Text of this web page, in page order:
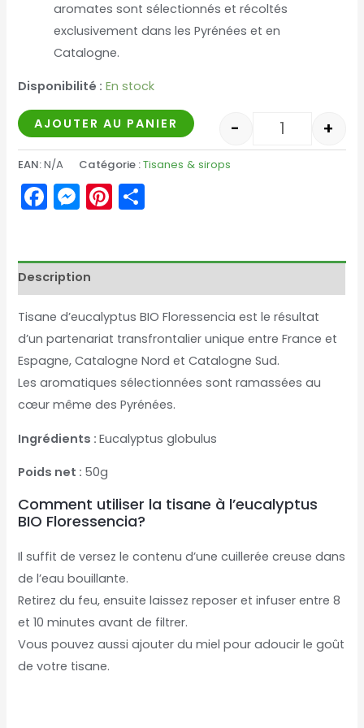
aromates sont sélectionnés et récoltés
exclusivement dans les Pyrénées et en
Catalogne.
Disponibilité : En stock
- +
AJOUTER AU PANIER
EAN:N/A Catégorie :Tisanes & sirops
Facebook
Messenger
Pinterest
Description
Tisane d’eucalyptus BIO Floressencia est le résultat
d’un partenariat transfrontalier unique entre France et
Espagne, Catalogne Nord et Catalogne Sud.
Les aromatiques sélectionnées sont ramassées au
cœur même des Pyrénées.
Ingrédients :Eucalyptus globulus
Poids net : 50g
Comment utiliser la tisane à l’eucalyptus
BIO Floressencia?
Il suffit de versez le contenu d’une cuillerée creuse dans
de l’eau bouillante.
Retirez du feu, ensuite laissez reposer et infuser entre 8
et 10 minutes avant de filtrer.
Vous pouvez aussi ajouter du miel pour adoucir le goût
de votre tisane.